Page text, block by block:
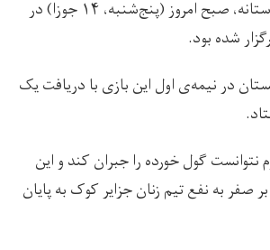
: اين ديدار دوستانه، صبح امروز (پنج‌شنبه، ۱۴ جوزا) در
شده بود.
در نیمه‌ی اول این بازی با دریافت یک
نتوانست گول خورده را جبران کند و این
صفر به نفع تیم زنان جزایر کوک به پایان